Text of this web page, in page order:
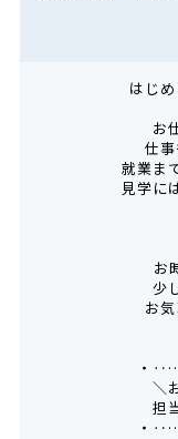
はじ
お
仕
就業ま
見学に
お
少
お
・
＼
担
・